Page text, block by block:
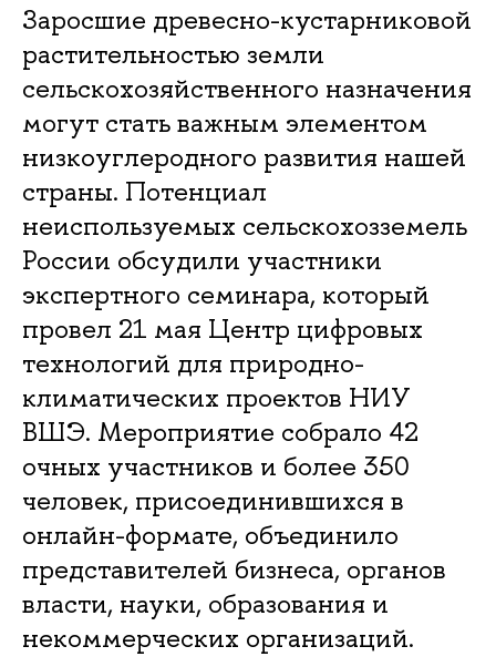
Заросшие древесно-кустарниковой
растительностью земли
сельскохозяйственного назначения
могут стать важным элементом
низкоуглеродного развития нашей
страны. Потенциал
неиспользуемых сельскохозземель
России обсудили участники
экспертного семинара, который
провел 21 мая Центр цифровых
технологий для природно-
климатических проектов НИУ
ВШЭ. Мероприятие собрало 42
очных участников и более 350
человек, присоединившихся в
онлайн-формате, объединило
представителей бизнеса, органов
власти, науки, образования и
некоммерческих организаций.